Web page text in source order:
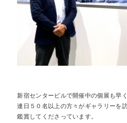
新宿センタービルで開催中の個展も早
連日５０名以上の方々がギャラリーを
鑑賞してくださっています。
News 最新情報
ご質問
Contact
お問合せ
空室検